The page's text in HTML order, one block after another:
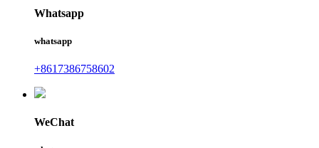
Whatsapp
whatsapp
+8617386758602
WeChat